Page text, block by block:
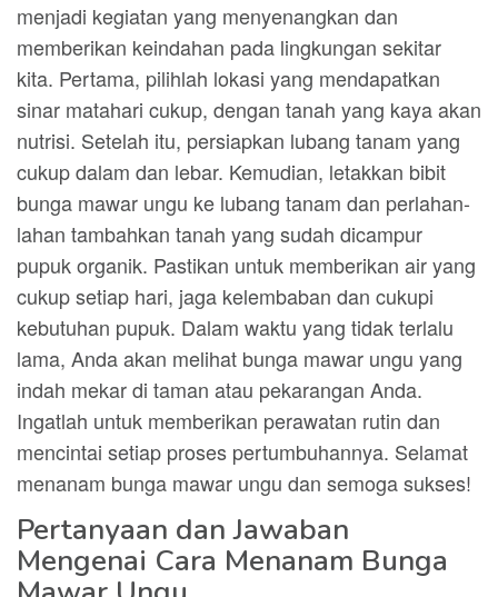
menjadi kegiatan yang menyenangkan dan
memberikan keindahan pada lingkungan sekitar
kita. Pertama, pilihlah lokasi yang mendapatkan
sinar matahari cukup, dengan tanah yang kaya akan
nutrisi. Setelah itu, persiapkan lubang tanam yang
cukup dalam dan lebar. Kemudian, letakkan bibit
bunga mawar ungu ke lubang tanam dan perlahan-
lahan tambahkan tanah yang sudah dicampur
pupuk organik. Pastikan untuk memberikan air yang
cukup setiap hari, jaga kelembaban dan cukupi
kebutuhan pupuk. Dalam waktu yang tidak terlalu
lama, Anda akan melihat bunga mawar ungu yang
indah mekar di taman atau pekarangan Anda.
Ingatlah untuk memberikan perawatan rutin dan
mencintai setiap proses pertumbuhannya. Selamat
menanam bunga mawar ungu dan semoga sukses!
Pertanyaan dan Jawaban
Mengenai Cara Menanam Bunga